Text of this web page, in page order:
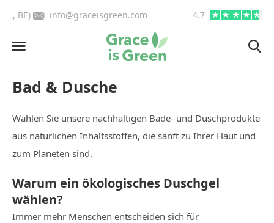
info@graceisgreen.com Bis 16 Uhr bestellen, in
4.7
Bad & Dusche
Wählen Sie unsere nachhaltigen Bade- und Duschprodukte
aus natürlichen Inhaltsstoffen, die sanft zu Ihrer Haut und
zum Planeten sind.
Warum ein ökologisches Duschgel
wählen?
Immer mehr Menschen entscheiden sich für